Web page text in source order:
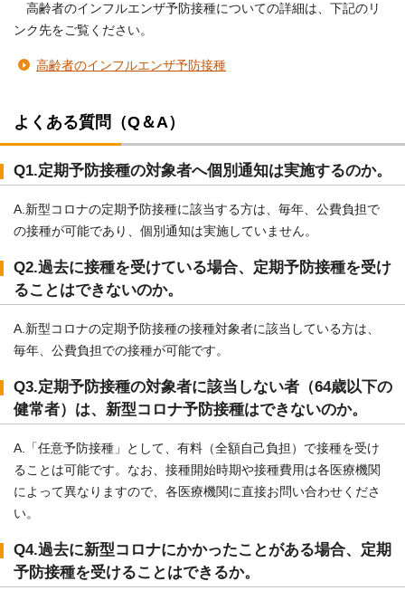
高齢者のインフルエンザ予防接種についての詳細は、下記のリ
ンク先をご覧ください。
高齢者のインフルエンザ予防接種
よくある質問（Q＆A）
Q1.定期予防接種の対象者へ個別通知は実施するのか。
A.新型コロナの定期予防接種に該当する方は、毎年、公費負担で
の接種が可能であり、個別通知は実施していません。
Q2.過去に接種を受けている場合、定期予防接種を受け
ることはできないのか。
A.新型コロナの定期予防接種の接種対象者に該当している方は、
毎年、公費負担での接種が可能です。
Q3.定期予防接種の対象者に該当しない者（64歳以下の
健常者）は、新型コロナ予防接種はできないのか。
A.「任意予防接種」として、有料（全額自己負担）で接種を受け
ることは可能です。なお、接種開始時期や接種費用は各医療機関
によって異なりますので、各医療機関に直接お問い合わせくださ
い。
Q4.過去に新型コロナにかかったことがある場合、定期
予防接種を受けることはできるか。